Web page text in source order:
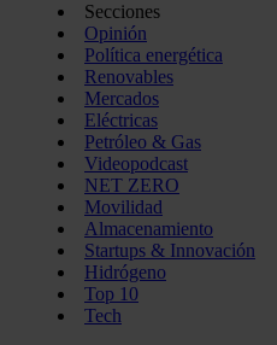
Secciones
Opinión
Política energética
Renovables
Mercados
Eléctricas
Petróleo & Gas
Videopodcast
NET ZERO
Movilidad
Almacenamiento
Startups & Innovación
Hidrógeno
Top 10
Tech